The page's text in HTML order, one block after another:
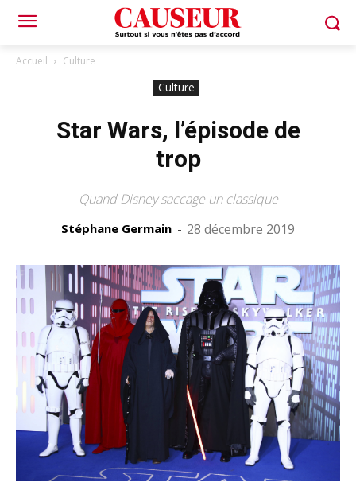
Accueil Culture
Culture
Star Wars, l’épisode de
trop
Quand Disney saccage un classique
Stéphane Germain - 28 décembre 2019